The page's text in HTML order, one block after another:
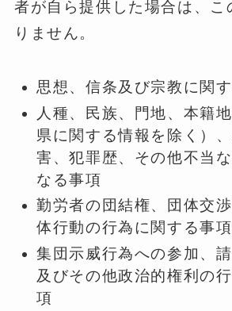
者が自ら提供した場合は、こ
りません。
思想、信条及び宗教に関
人種、民族、門地、本籍
県に関する情報を除く）
害、犯罪歴、その他不当
なる事項
勤労者の団結権、団体交
体行動の行為に関する事項
集団示威行為への参加、請
及びその他政治的権利の
項